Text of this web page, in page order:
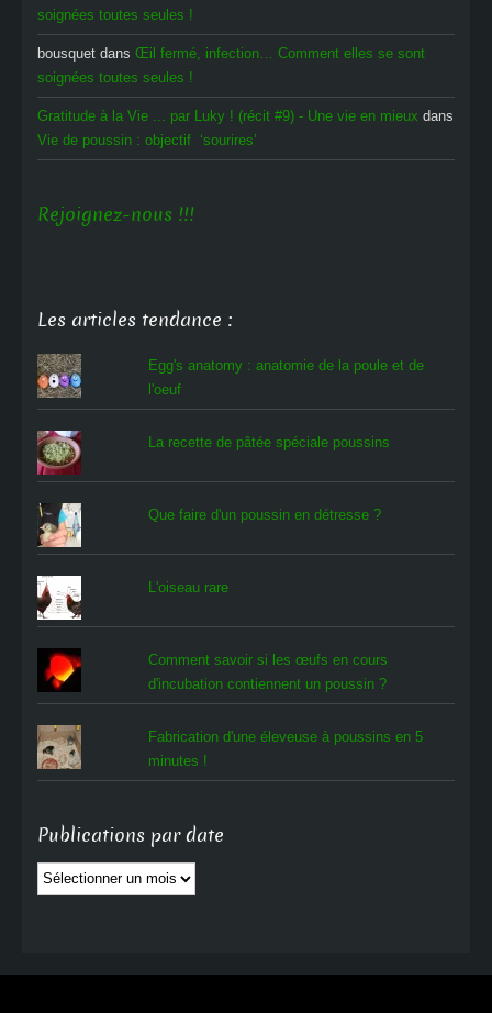
soignées toutes seules !
bousquet dans Œil fermé, infection… Comment elles se sont
soignées toutes seules !
Gratitude à la Vie ... par Luky ! (récit #9) - Une vie en mieux dans
Vie de poussin : objectif ‘sourires’
Rejoignez-nous !!!
Les articles tendance :
Egg's anatomy : anatomie de la poule et de
l'oeuf
La recette de pâtée spéciale poussins
Que faire d'un poussin en détresse ?
L'oiseau rare
Comment savoir si les œufs en cours
d'incubation contiennent un poussin ?
Fabrication d'une éleveuse à poussins en 5
minutes !
Publications par date
Publications
par